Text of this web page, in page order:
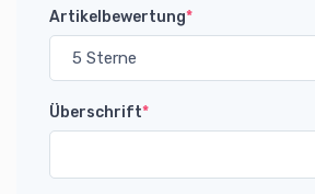
Artikelbewertung*
Überschrift*